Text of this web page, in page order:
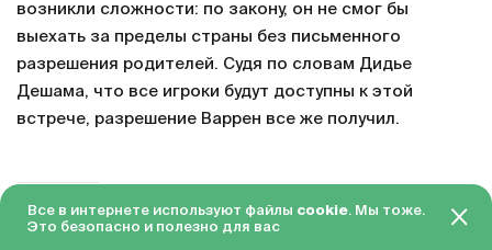
возникли сложности: по закону, он не смог бы
выехать за пределы страны без письменного
разрешения родителей. Судя по словам Дидье
Дешама, что все игроки будут доступны к этой
встрече, разрешение Варрен все же получил.
PRESS
Все в интернете используют файлы cookie. Мы тоже.
Это безопасно и полезно для вас